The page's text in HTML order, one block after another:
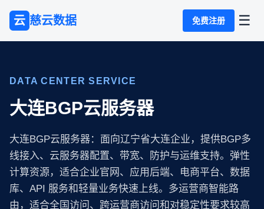
云 慈云数据 免费注册 ☰
DATA CENTER SERVICE
大连BGP云服务器
大连BGP云服务器：面向辽宁省大连企业，提供BGP多
线接入、云服务器配置、带宽、防护与运维支持。弹性
计算资源，适合企业官网、应用后端、电商平台、数据
库、API 服务和轻量业务快速上线。多运营商智能路
由，适合全国访问、跨运营商访问和对稳定性要求较高